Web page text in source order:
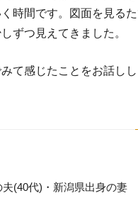
時間です。図面を見る
ずつ見えてきました。
て感じたことをお話し
(40代)・新潟県出身の妻